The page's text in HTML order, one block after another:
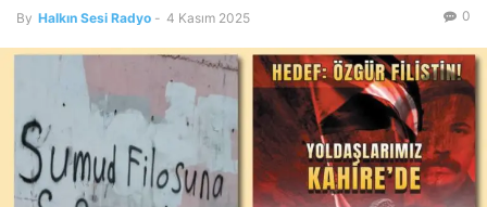
By Halkın Sesi Radyo - 4 Kasım 2025 0